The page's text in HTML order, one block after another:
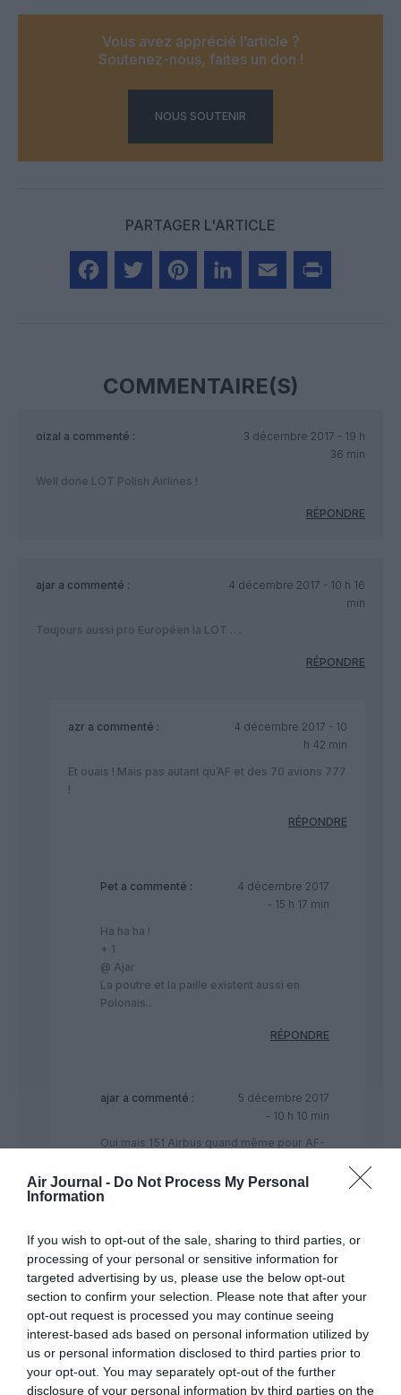
Air Journal - Do Not Process My Personal
Information
If you wish to opt-out of the sale, sharing to third parties, or
processing of your personal or sensitive information for
targeted advertising by us, please use the below opt-out
section to confirm your selection. Please note that after your
opt-out request is processed you may continue seeing
interest-based ads based on personal information utilized by
us or personal information disclosed to third parties prior to
your opt-out. You may separately opt-out of the further
disclosure of your personal information by third parties on the
Vous avez apprécié l’article ?
Soutenez-nous, faites un don !
NOUS SOUTENIR
PARTAGER L'ARTICLE
COMMENTAIRE(S)
oizal a commenté :
3 décembre 2017 - 19 h
36 min
Well done LOT Polish Airlines !
RÉPONDRE
ajar a commenté :
4 décembre 2017 - 10 h 16
min
Toujours aussi pro Européen la LOT ….
RÉPONDRE
azr a commenté :
4 décembre 2017 - 10
h 42 min
Et ouais ! Mais pas autant qu’AF et des 70 avions 777
!
RÉPONDRE
Pet a commenté :
4 décembre 2017
- 15 h 17 min
Ha ha ha !
+ 1
@ Ajar
La poutre et la paille existent aussi en
Polonais..
RÉPONDRE
ajar a commenté :
5 décembre 2017
- 10 h 10 min
Oui mais 151 Airbus quand même pour AF-
oizala commenté :
6 décembre
2017 - 0 h 04
min
La stratégie LOT etait
SH DASH 8
MH E-JET
LH BOEING
Ils vont pas rajouter un avioneur